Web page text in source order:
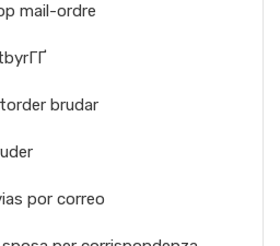
mail-ordre
brudar
por correo